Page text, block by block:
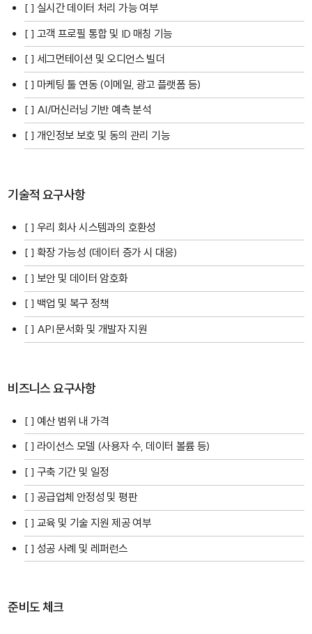
[ ] 실시간 데이터 처리 가능 여부
[ ] 고객 프로필 통합 및 ID 매칭 기능
[ ] 세그먼테이션 및 오디언스 빌더
[ ] 마케팅 툴 연동 (이메일, 광고 플랫폼 등)
[ ] AI/머신러닝 기반 예측 분석
[ ] 개인정보 보호 및 동의 관리 기능
기술적 요구사항
[ ] 우리 회사 시스템과의 호환성
[ ] 확장 가능성 (데이터 증가 시 대응)
[ ] 보안 및 데이터 암호화
[ ] 백업 및 복구 정책
[ ] API 문서화 및 개발자 지원
비즈니스 요구사항
[ ] 예산 범위 내 가격
[ ] 라이선스 모델 (사용자 수, 데이터 볼륨 등)
[ ] 구축 기간 및 일정
[ ] 공급업체 안정성 및 평판
[ ] 교육 및 기술 지원 제공 여부
[ ] 성공 사례 및 레퍼런스
준비도 체크